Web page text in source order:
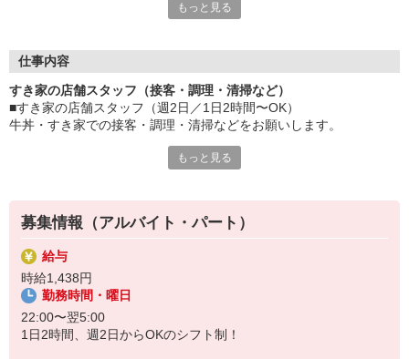
オシャレを捨てる必要はありません！
急な出費も安心♪
■社員登用あり
将来を考えている方は必見です。
なか卯、かつ庵、ココス、ジョリーパスタ、ビッグボーイ、華屋
ョーグループ！
その中のひとつ『すき家』でお仕事しませんか？
もっと見る
仕事内容
すき家の店舗スタッフ（接客・調理・清掃など）
■すき家の店舗スタッフ（週2日／1日2時間〜OK）
牛丼・すき家での接客・調理・清掃などをお願いします。
あなたの笑顔で！
すばやく提供！
他にも、食材の調整や金銭管理、新しく入社したクルーの研修など
様々なお仕事があります。
セルフオーダー、セルフ会計で、現金の受け渡しはほとんどありま
せん。※一部店舗を除く
取り間違いもなく安心でスムーズ♪
もっと見る
募集情報（アルバイト・パート）
給与
時給1,438円
勤務時間・曜日
22:00〜翌5:00
1日2時間、週2日からOKのシフト制！